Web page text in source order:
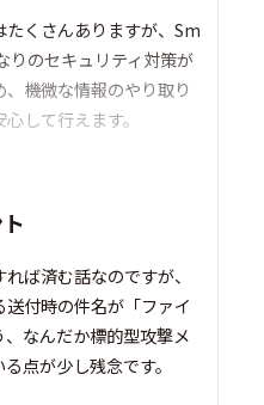
くさんありますが、Sm
のセキュリティ対策が
機微な情報のやり取り
して行えます。
ば済む話なのですが、
付時の件名が「ファイ
なんだか標的型攻撃メ
点が少し残念です。